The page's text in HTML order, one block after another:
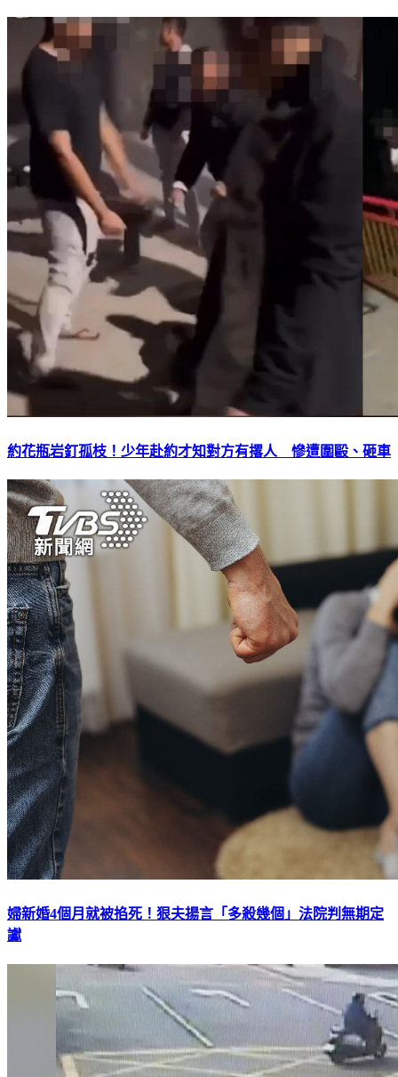
約花瓶岩釘孤枝！少年赴約才知對方有撂人 慘遭圍毆、砸車
婦新婚4個月就被掐死！狠夫揚言「多殺幾個」法院判無期定
讞